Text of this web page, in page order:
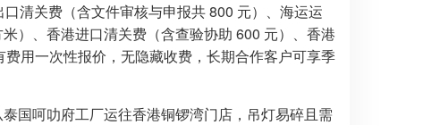
清关费（含文件审核与申报共 800 元）、海运运
）、香港进口清关费（含查验协助 600 元）、香港
用一次性报价，无隐藏收费，长期合作客户可享季
国呵叻府工厂运往香港铜锣湾门店，吊灯易碎且需